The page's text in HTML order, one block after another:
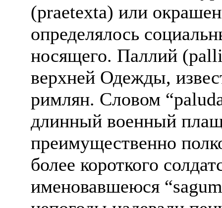
(praetexta) или
определялось
носящего. Паллий
верхней Одежды,
римлян. Словом
длинный военный
преимущественно
более короткого
именовавшеюся